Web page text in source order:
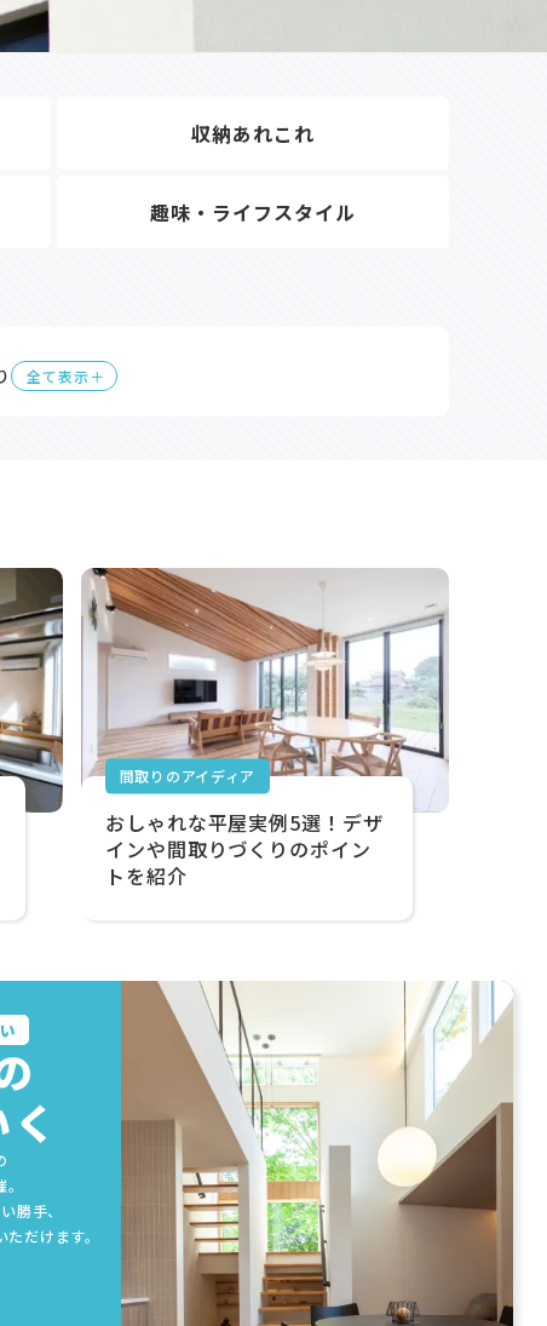
収納あれこれ
趣味・ライフスタイル
全て表示＋
間取りのアイディア
おしゃれな平屋実例5選！デザ
インや間取りづくりのポイン
トを紹介
勝手、
だけます。